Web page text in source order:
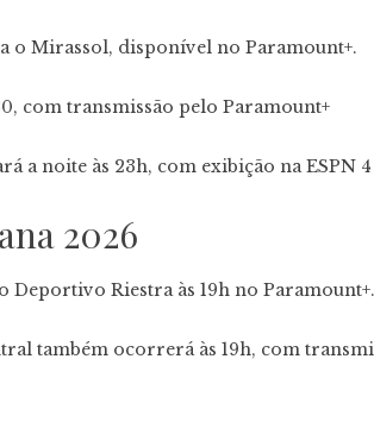
o Mirassol, disponível no Paramount+.
com transmissão pelo Paramount+
a noite às 23h, com exibição na ESPN 4
2026
Riestra às 19h no Paramount+.
também ocorrerá às 19h, com